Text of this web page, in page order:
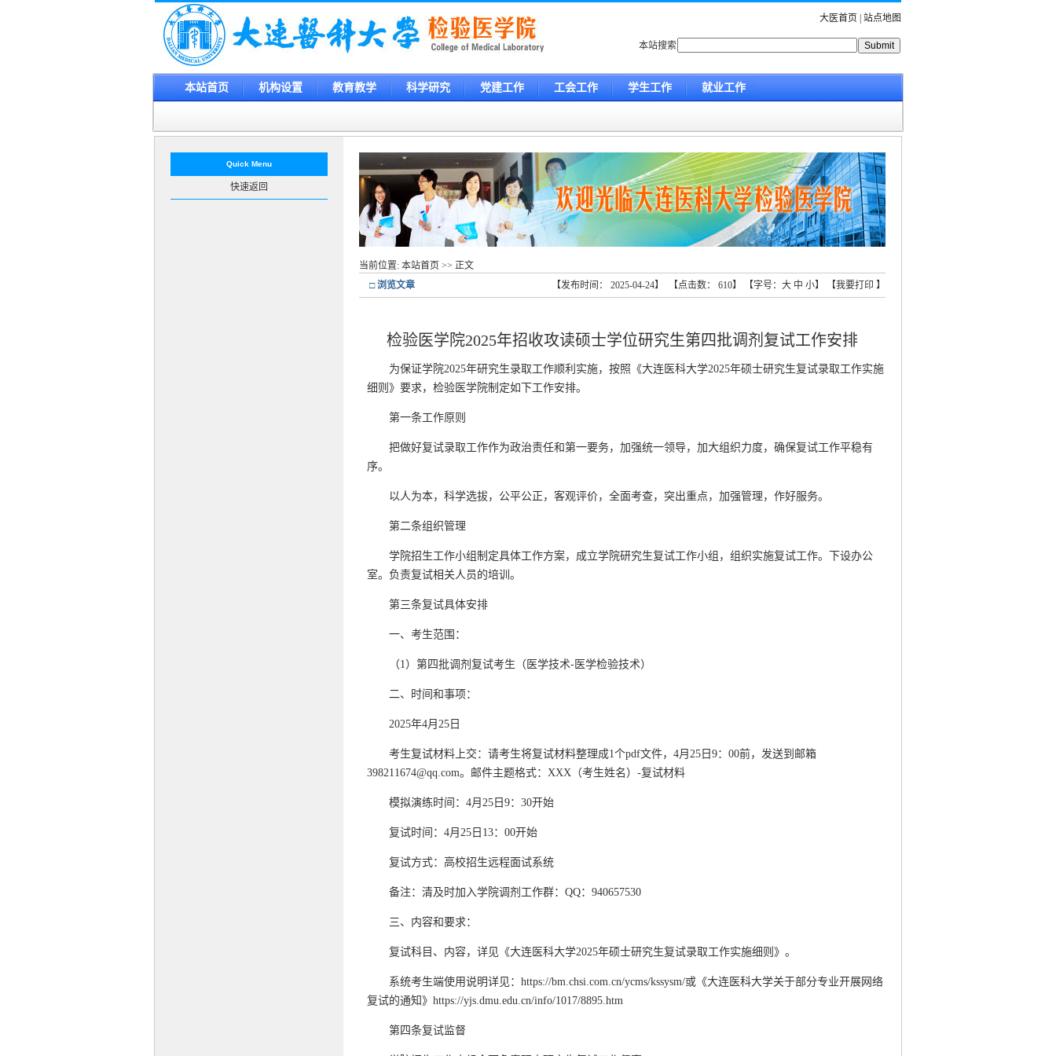
大医首页 站点地图
本站搜索
本站首页 机构设置 教育教学 科学研究 党建工作 工会工作 学生工作 就业工作
Quick Menu
快速返回
当前位置: 本站首页 >> 正文
□ 浏览文章
【发布时间： 2025-04-24】 【点击数： 610】 【字号： 大 中 小】 【我要打印 】
检验医学院2025年招收攻读硕士学位研究生第四批调剂复试工作安排
为保证学院2025年研究生录取工作顺利实施，按照《大连医科大学2025年硕士研究生复试录取工作实施
细则》要求，检验医学院制定如下工作安排。
第一条工作原则
把做好复试录取工作作为政治责任和第一要务，加强统一领导，加大组织力度，确保复试工作平稳有
序。
以人为本，科学选拔，公平公正，客观评价，全面考查，突出重点，加强管理，作好服务。
第二条组织管理
学院招生工作小组制定具体工作方案，成立学院研究生复试工作小组，组织实施复试工作。下设办公
室。负责复试相关人员的培训。
第三条复试具体安排
一、考生范围：
（1）第四批调剂复试考生（医学技术-医学检验技术）
二、时间和事项：
2025年4月25日
考生复试材料上交：请考生将复试材料整理成1个pdf文件，4月25日9：00前，发送到邮箱
398211674@qq.com。邮件主题格式：XXX（考生姓名）-复试材料
模拟演练时间：4月25日9：30开始
复试时间：4月25日13：00开始
复试方式：高校招生远程面试系统
备注：清及时加入学院调剂工作群：QQ：940657530
三、内容和要求：
复试科目、内容，详见《大连医科大学2025年硕士研究生复试录取工作实施细则》。
系统考生端使用说明详见：https://bm.chsi.com.cn/ycms/kssysm/或《大连医科大学关于部分专业开展网络
复试的通知》https://yjs.dmu.edu.cn/info/1017/8895.htm
第四条复试监督